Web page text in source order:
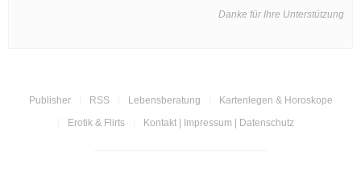
Danke für Ihre Unterstützung
Publisher RSS Lebensberatung
Kartenlegen & Horoskope
Erotik & Flirts
Kontakt | Impressum | Datenschutz